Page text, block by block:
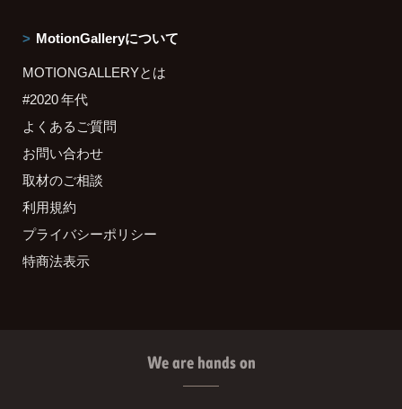
MotionGalleryについて
MOTIONGALLERYとは
#2020 年代
よくあるご質問
お問い合わせ
取材のご相談
利用規約
プライバシーポリシー
特商法表示
We are hands on